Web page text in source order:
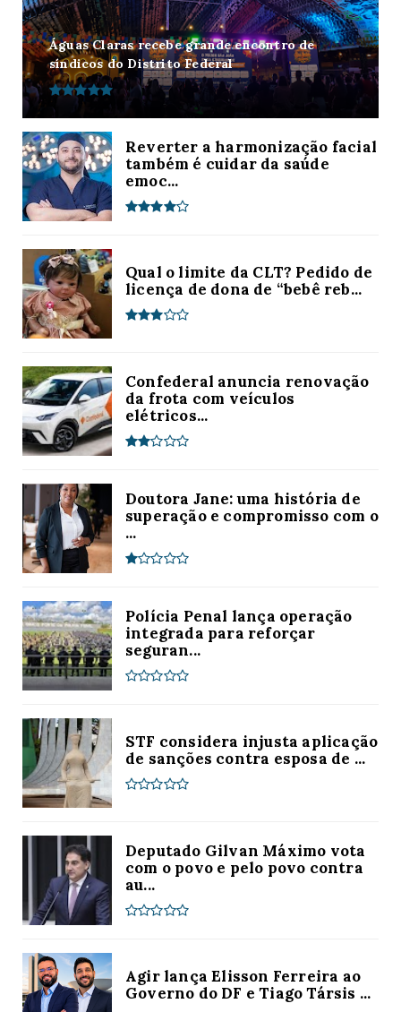
Águas Claras recebe grande encontro de
síndicos do Distrito Federal
Reverter a harmonização facial
também é cuidar da saúde
emoc...
Qual o limite da CLT? Pedido de
licença de dona de “bebê reb...
Confederal anuncia renovação
da frota com veículos
elétricos...
Doutora Jane: uma história de
superação e compromisso com o
...
Polícia Penal lança operação
integrada para reforçar
seguran...
STF considera injusta aplicação
de sanções contra esposa de ...
Deputado Gilvan Máximo vota
com o povo e pelo povo contra
au...
Agir lança Elisson Ferreira ao
Governo do DF e Tiago Társis ...